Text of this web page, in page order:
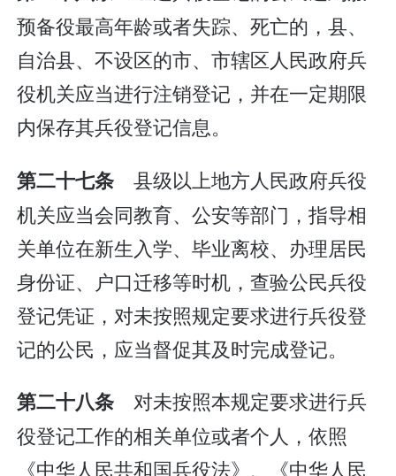
预备役最高年龄或者失踪、死亡的，县、
自治县、不设区的市、市辖区人民政府兵
役机关应当进行注销登记，并在一定期限
内保存其兵役登记信息。
第二十七条县级以上地方人民政府兵役
机关应当会同教育、公安等部门，指导相
关单位在新生入学、毕业离校、办理居民
身份证、户口迁移等时机，查验公民兵役
登记凭证，对未按照规定要求进行兵役登
记的公民，应当督促其及时完成登记。
第二十八条对未按照本规定要求进行兵
役登记工作的相关单位或者个人，依照
《中华人民共和国兵役法》、《中华人民